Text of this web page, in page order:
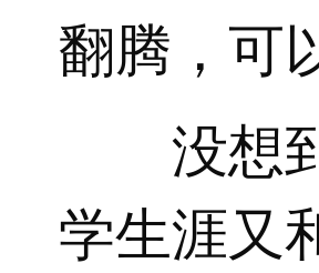
翻腾，可
没想
学生涯又